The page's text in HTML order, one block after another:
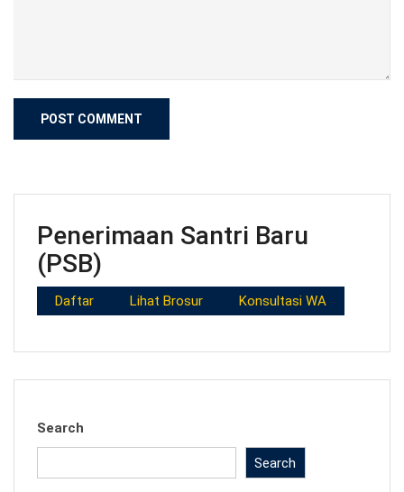
Penerimaan Santri Baru
(PSB)
Daftar Lihat Brosur Konsultasi WA
Search
Search